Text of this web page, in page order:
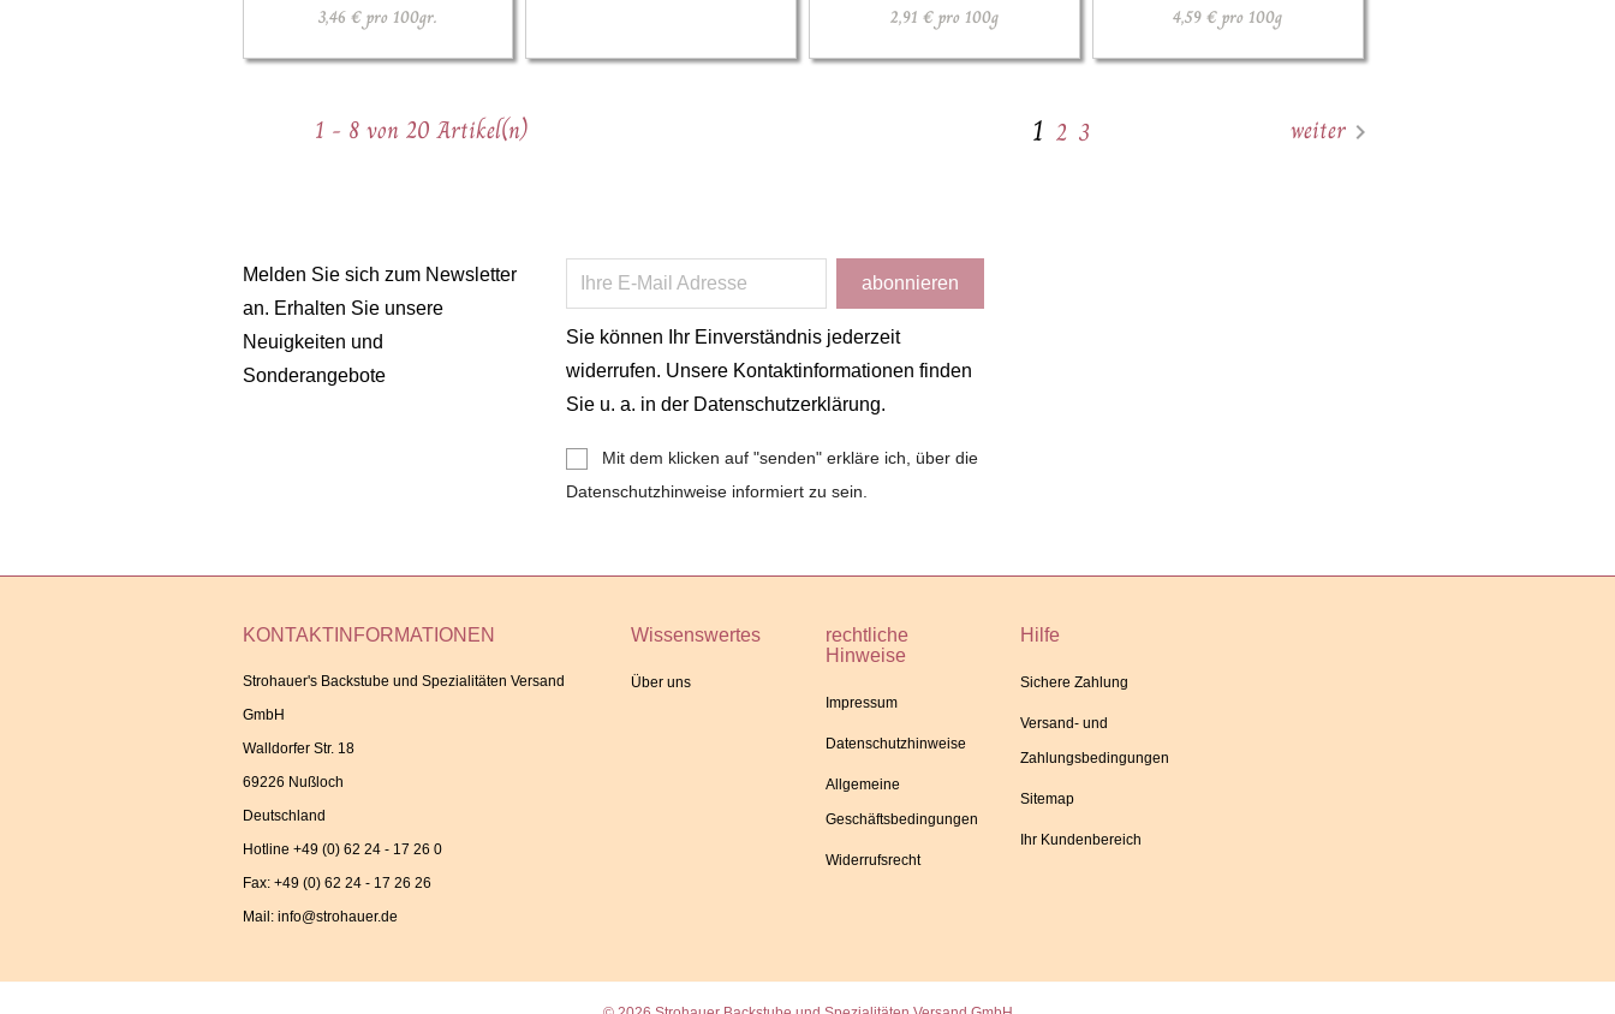
3,46 € pro 100gr. 2,91 € pro 100g 4,59 € pro 100g
1 - 8 von 20 Artikel(n) 1 2 3 weiter 
Melden Sie sich zum Newsletter
an. Erhalten Sie unsere
Neuigkeiten und
Sonderangebote
Sie können Ihr Einverständnis jederzeit
widerrufen. Unsere Kontaktinformationen finden
Sie u. a. in der Datenschutzerklärung.
Mit dem klicken auf "senden" erkläre ich, über die
Datenschutzhinweise informiert zu sein.
KONTAKTINFORMATIONEN
Strohauer's Backstube und Spezialitäten Versand
GmbH
Walldorfer Str. 18
69226 Nußloch
Deutschland
Hotline +49 (0) 62 24 - 17 26 0
Fax: +49 (0) 62 24 - 17 26 26
Mail: info@strohauer.de
Wissenswertes
Über uns
rechtliche
Hinweise
Impressum
Datenschutzhinweise
Allgemeine
Geschäftsbedingungen
Widerrufsrecht
Hilfe
Sichere Zahlung
Versand- und
Zahlungsbedingungen
Sitemap
Ihr Kundenbereich